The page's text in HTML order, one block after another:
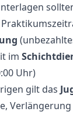
im
Uhr)
gilt das